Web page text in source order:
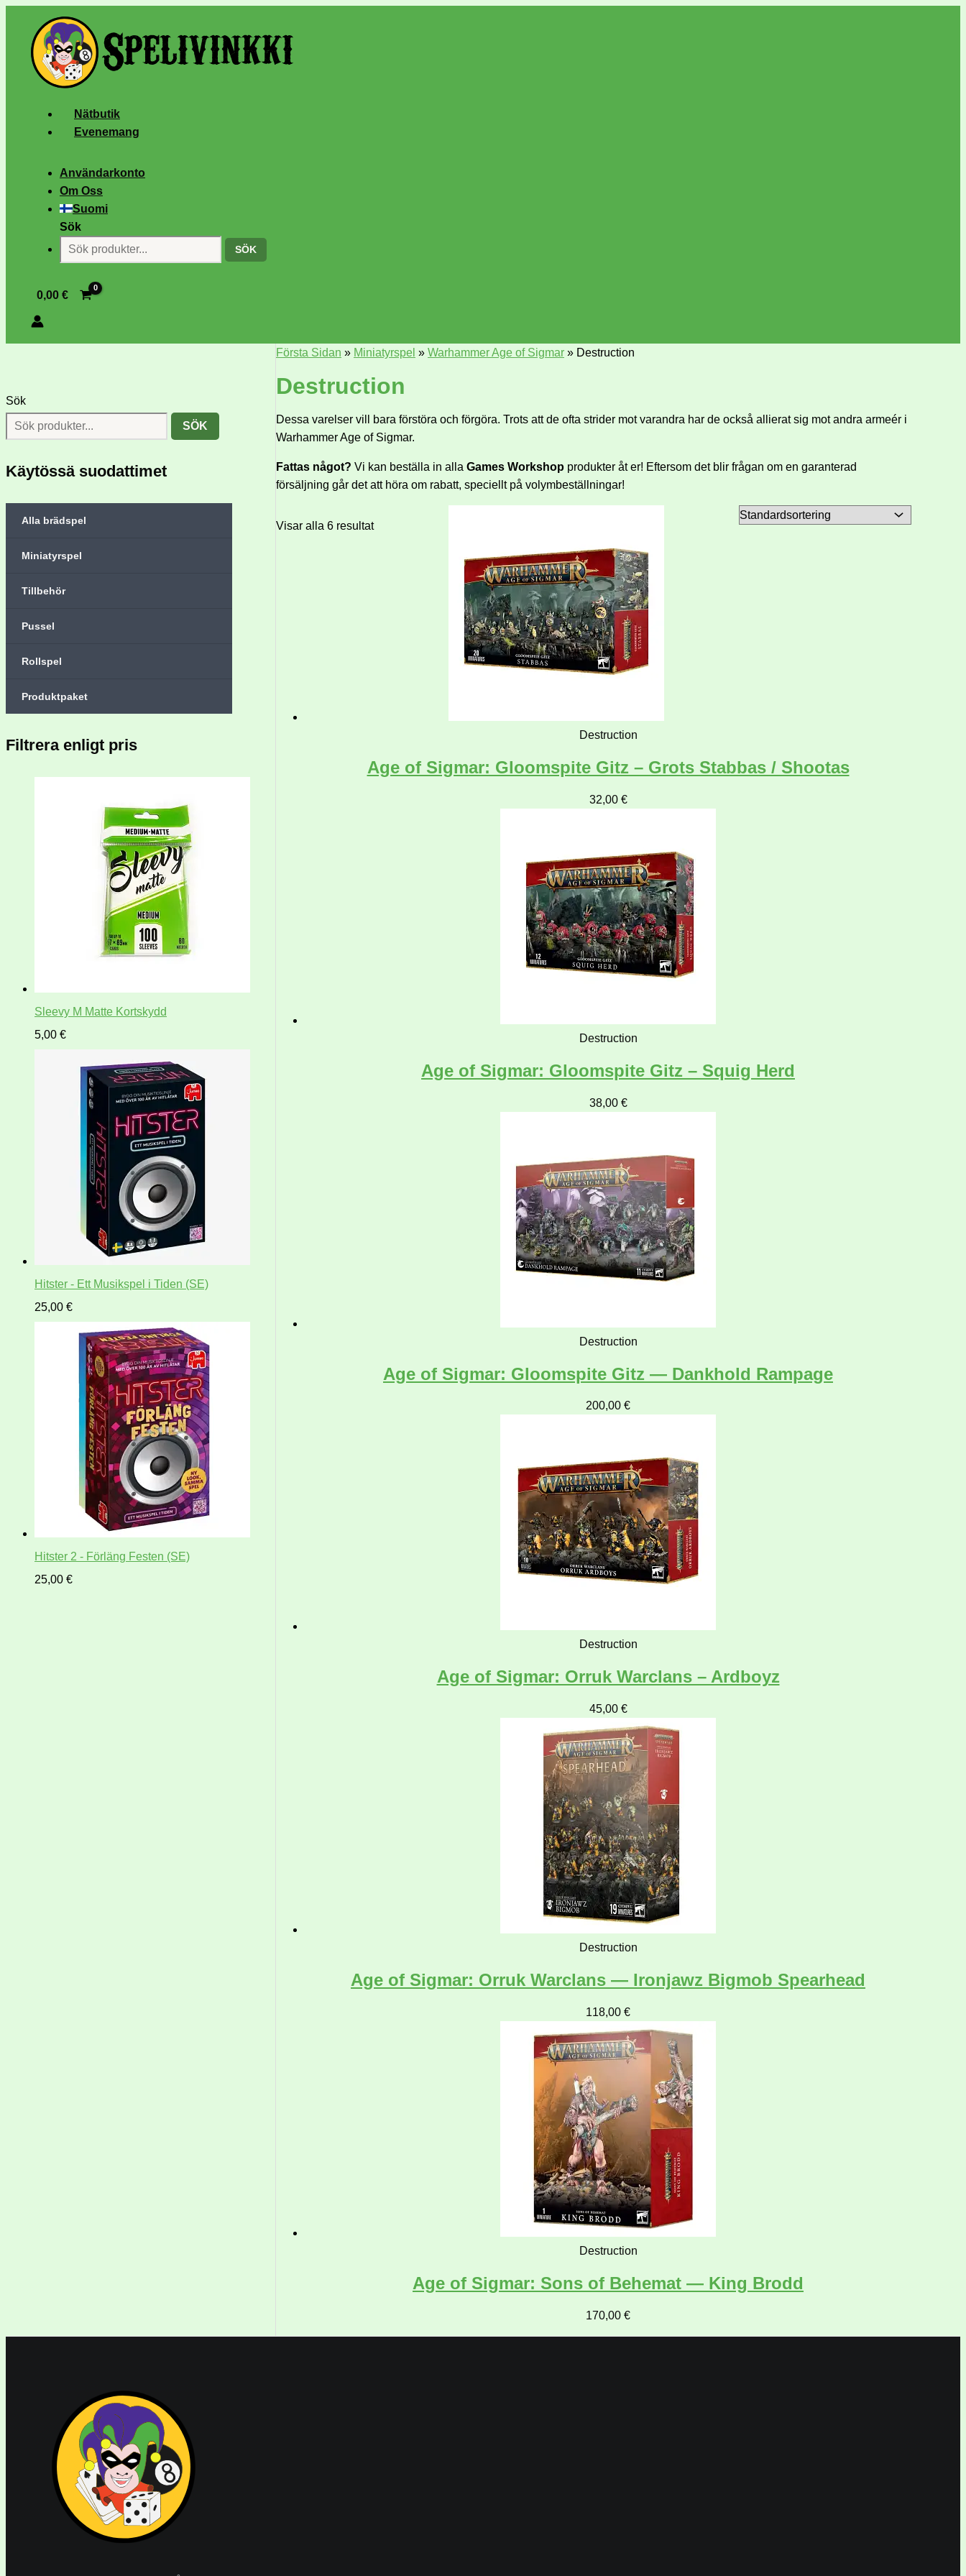
Nätbutik
Evenemang
Användarkonto
Om Oss
Suomi
Sök
SÖK
0,00€
Sök
SÖK
Käytössä suodattimet
Alla brädspel
Miniatyrspel
Tillbehör
Pussel
Rollspel
Produktpaket
Filtrera enligt pris
Sleevy M Matte Kortskydd
5,00 €
Hitster - Ett Musikspel i Tiden (SE)
25,00 €
Hitster 2 - Förläng Festen (SE)
25,00 €
Första Sidan » Miniatyrspel » Warhammer Age of Sigmar » Destruction
Destruction
Dessa varelser vill bara förstöra och förgöra. Trots att de ofta strider mot varandra har de också allierat sig mot andra armeér i
Warhammer Age of Sigmar.
Fattas något? Vi kan beställa in alla Games Workshop produkter åt er! Eftersom det blir frågan om en garanterad
försäljning går det att höra om rabatt, speciellt på volymbeställningar!
Visar alla 6 resultat
Destruction
Age of Sigmar: Gloomspite Gitz – Grots Stabbas / Shootas
32,00 €
Destruction
Age of Sigmar: Gloomspite Gitz – Squig Herd
38,00 €
Destruction
Age of Sigmar: Gloomspite Gitz — Dankhold Rampage
200,00 €
Destruction
Age of Sigmar: Orruk Warclans – Ardboyz
45,00 €
Destruction
Age of Sigmar: Orruk Warclans — Ironjawz Bigmob Spearhead
118,00 €
Destruction
Age of Sigmar: Sons of Behemat — King Brodd
170,00 €